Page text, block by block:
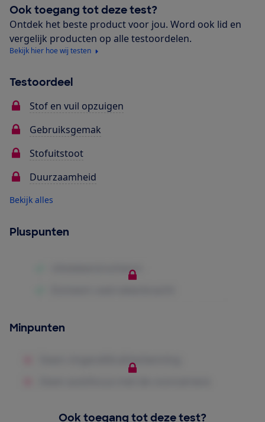
Ook toegang tot deze test?
Ontdek het beste product voor jou. Word ook lid en
vergelijk producten op alle testoordelen.
Bekijk hier hoe wij testen
Testoordeel
Stof en vuil opzuigen
Gebruiksgemak
Stofuitstoot
Duurzaamheid
Bekijk alles
Pluspunten
Minpunten
Ook toegang tot deze test?